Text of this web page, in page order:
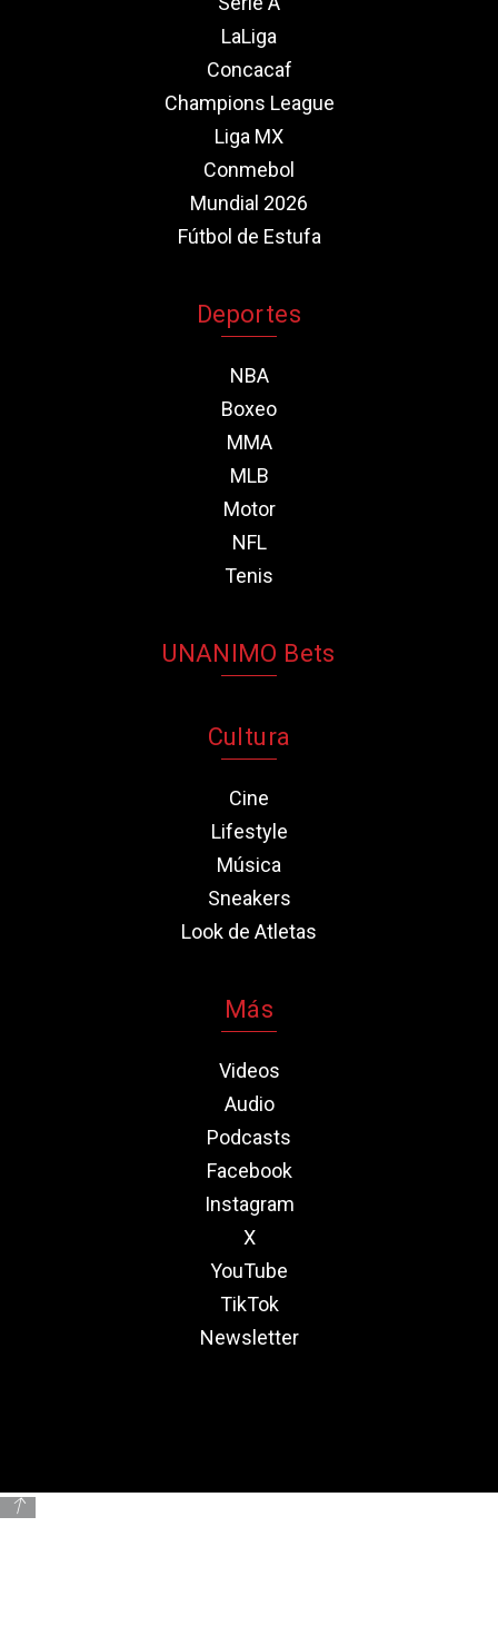
LaLiga
Concacaf
Champions League
Liga MX
Conmebol
Mundial 2026
Fútbol de Estufa
Deportes
NBA
Boxeo
MMA
MLB
Motor
NFL
Tenis
UNANIMO Bets
Cultura
Cine
Lifestyle
Música
Sneakers
Look de Atletas
Más
Videos
Audio
Podcasts
Facebook
Instagram
X
YouTube
TikTok
Newsletter